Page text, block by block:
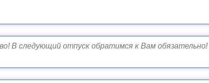
В следующий отпуск обратимся к Вам обязательно!